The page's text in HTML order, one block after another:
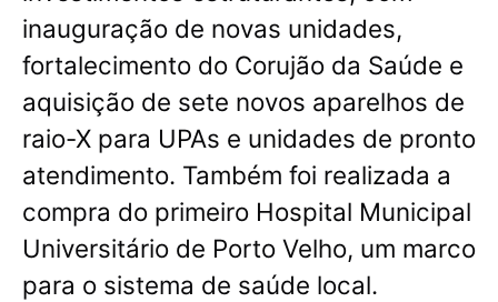
inauguração de novas unidades,
fortalecimento do Corujão da Saúde e
aquisição de sete novos aparelhos de
raio-X para UPAs e unidades de pronto
atendimento. Também foi realizada a
compra do primeiro Hospital Municipal
Universitário de Porto Velho, um marco
para o sistema de saúde local.